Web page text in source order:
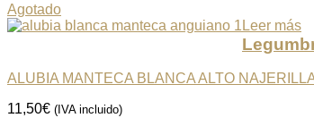
Agotado
Leer más
ALUBIA MANTECA BLANCA ALTO
11,50€ (IVA incluido)